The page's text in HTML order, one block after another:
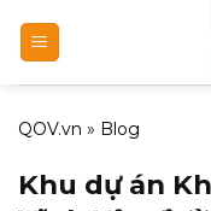
qua
nội
dung
QOV.vn » Blog
Khu dự án